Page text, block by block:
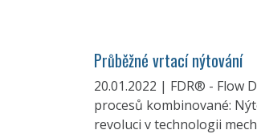
Průběžné vrtací nýtování
20.01.2022 | FDR® - Flow
procesů kombinované:
revoluci v technologii